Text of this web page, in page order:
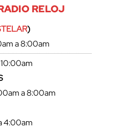
RELOJ
)
a 8:00am
a 8:00am
4:00am